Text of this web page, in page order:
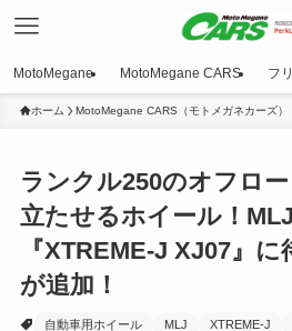
MotoMegane MotoMegane CARS フ
ホーム MotoMegane CARS（モトメガネカーズ）
ランクル250のオフロ
立たせるホイール！
『XTREME-J XJ07』
が追加！
自動車用ホイール MLJ XTREME-J